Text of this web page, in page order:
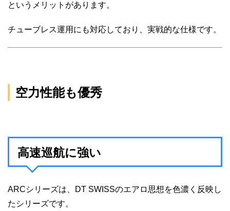
というメリットがあります。
チューブレス運用にも対応しており、実戦的な仕様です。
空力性能も優秀
高速巡航に強い
ARCシリーズは、DT SWISSのエアロ思想を色濃く反映し
たシリーズです。